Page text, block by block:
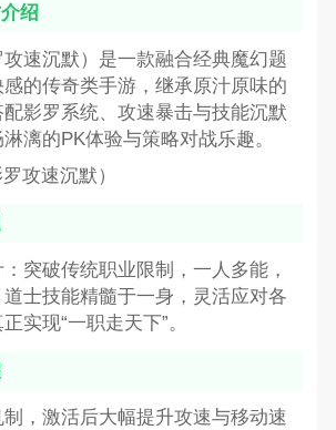
绍
速沉默）是一款融合经典魔幻题
的传奇类手游，继承原汁原味的
影罗系统、攻速暴击与技能沉默
漓的PK体验与策略对战乐趣。
突破传统职业限制，一人多能，
士技能精髓于一身，灵活应对各
实现“一职走天下”。
，激活后大幅提升攻速与移动速